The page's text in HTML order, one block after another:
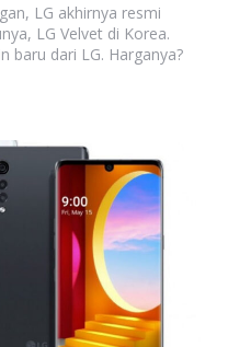
LG akhirnya resmi
LG Velvet di Korea.
baru dari LG. Harganya?